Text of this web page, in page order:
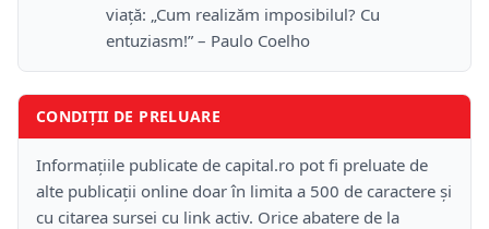
viață: „Cum realizăm imposibilul? Cu
entuziasm!” – Paulo Coelho
CONDIȚII DE PRELUARE
Informațiile publicate de capital.ro pot fi preluate de
alte publicații online doar în limita a 500 de caractere și
cu citarea sursei cu link activ. Orice abatere de la